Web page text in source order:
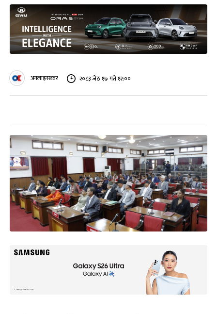
अनलाइनखबर २०८३ जेठ १७ गते १२:००